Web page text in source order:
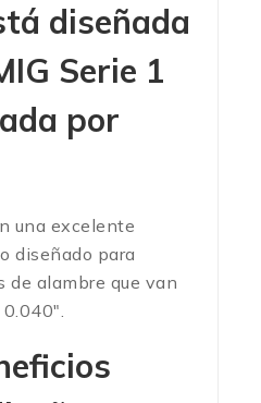
diseñada
Serie 1
por
una excelente
diseñado para
de alambre que van